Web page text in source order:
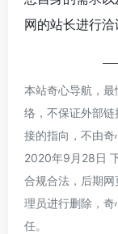
网的站长进行
本站奇心导航，
络，不保证外部
接的指向，不由
2020年9月28日
合规合法，后期
理员进行删除，
任。